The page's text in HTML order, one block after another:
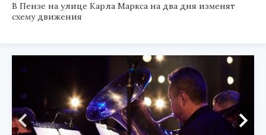
В Пензе на улице Карла Маркса на два дня изменят
схему движения